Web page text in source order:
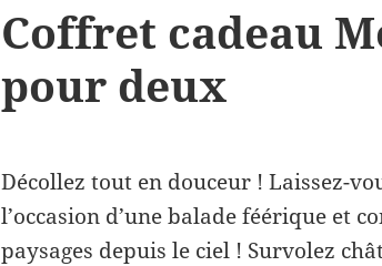
Coffret cadeau
pour deux
Décollez tout en douceur ! Laissez-
l’occasion d’une balade féérique et
paysages depuis le ciel ! Survolez